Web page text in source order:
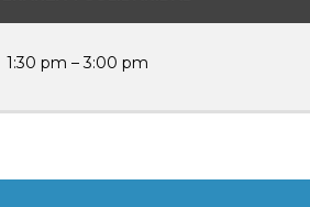
1:30 pm – 3:00 pm